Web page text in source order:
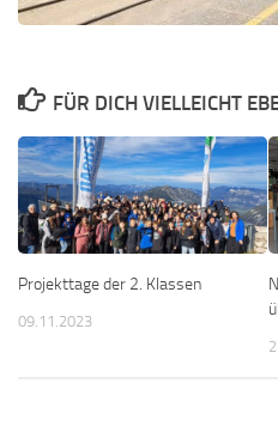
FÜR DICH VIELLEICHT
Projekttage der 2. Klassen
09.11.2023